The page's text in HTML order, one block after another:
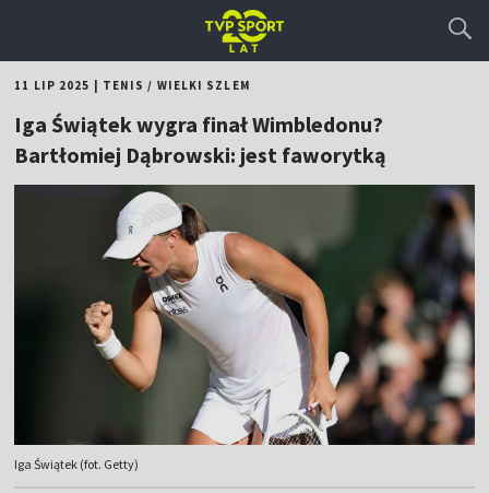
11 LIP 2025 TENIS / WIELKI SZLEM
Iga Świątek wygra finał Wimbledonu?
Bartłomiej Dąbrowski: jest faworytką
Iga Świątek (fot. Getty)